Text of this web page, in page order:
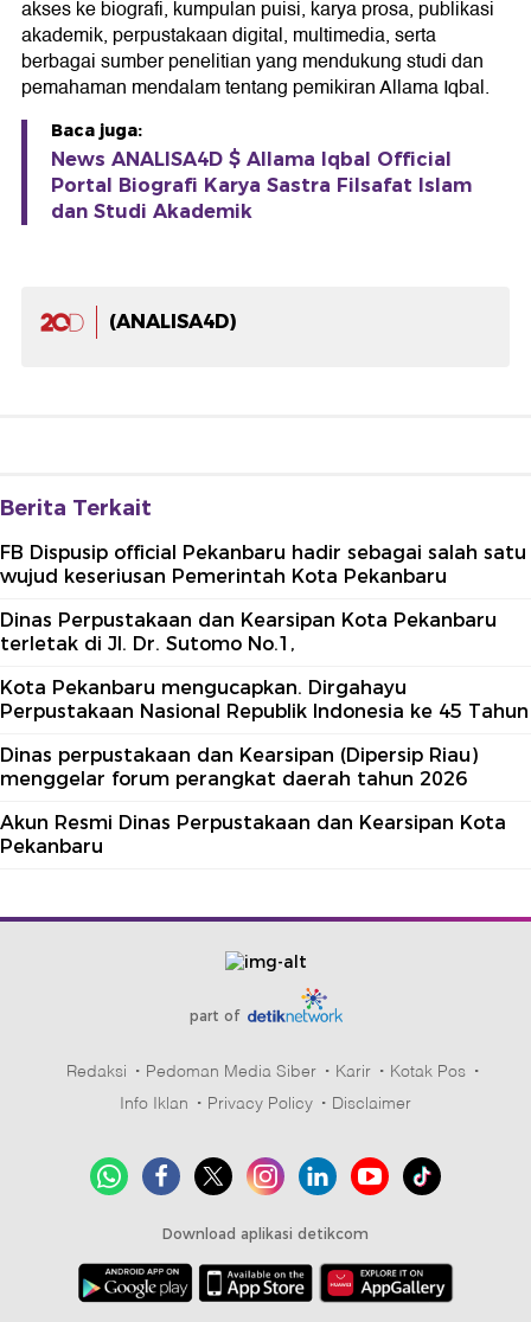
akses ke biografi, kumpulan puisi, karya prosa, publikasi
akademik, perpustakaan digital, multimedia, serta
berbagai sumber penelitian yang mendukung studi dan
pemahaman mendalam tentang pemikiran Allama Iqbal.
Baca juga:
News ANALISA4D $ Allama Iqbal Official
Portal Biografi Karya Sastra Filsafat Islam
dan Studi Akademik
(ANALISA4D)
Berita Terkait
FB Dispusip official Pekanbaru hadir sebagai salah satu
wujud keseriusan Pemerintah Kota Pekanbaru
Dinas Perpustakaan dan Kearsipan Kota Pekanbaru
terletak di Jl. Dr. Sutomo No.1,
Kota Pekanbaru mengucapkan. Dirgahayu
Perpustakaan Nasional Republik Indonesia ke 45 Tahun
Dinas perpustakaan dan Kearsipan (Dipersip Riau)
menggelar forum perangkat daerah tahun 2026
Akun Resmi Dinas Perpustakaan dan Kearsipan Kota
Pekanbaru
part of
Redaksi Pedoman Media Siber Karir
Kotak Pos
Info Iklan
Privacy Policy Disclaimer
Download aplikasi detikcom